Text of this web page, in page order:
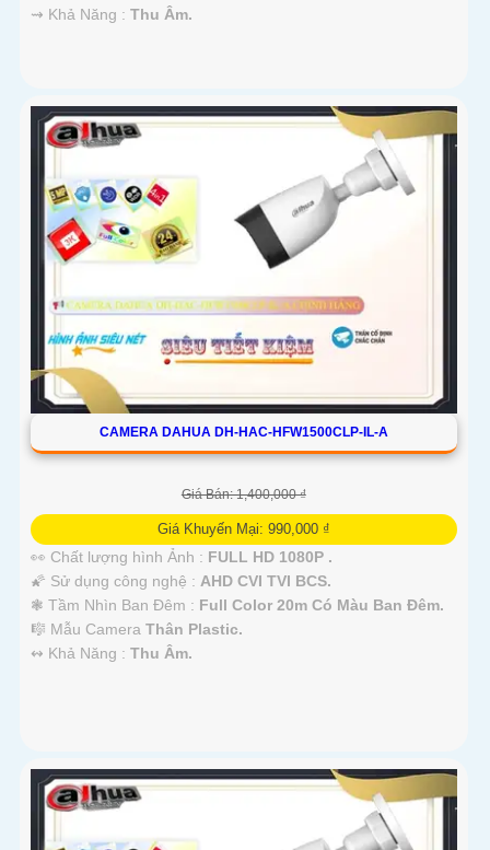
️⇝ Khả Năng : Thu Âm.
CAMERA DAHUA DH-HAC-HFW1500CLP-IL-A
Giá Bán: 1,400,000 ₫
Giá Khuyến Mại: 990,000 ₫
👀 Chất lượng hình Ảnh : FULL HD 1080P .
🌠 Sử dụng công nghệ : AHD CVI TVI BCS.
❃ Tầm Nhìn Ban Đêm : Full Color 20m Có Màu Ban Đêm.
🎼️ Mẫu Camera Thân Plastic.
️↭ Khả Năng : Thu Âm.